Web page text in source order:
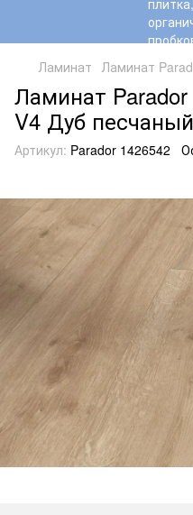
Ламинат Ламинат
Ламинат Parador
V4 Дуб песчаный
Артикул: Parador 1426542